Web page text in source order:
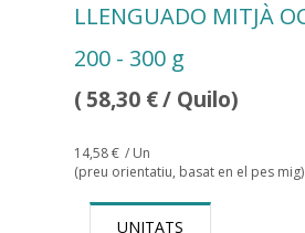
LLENGUADO MITJÀ
200 - 300 g
(58,30 €/ Quilo)
14,58€ / Un
(preu orientatiu, basat en el pes mig)
UNITATS